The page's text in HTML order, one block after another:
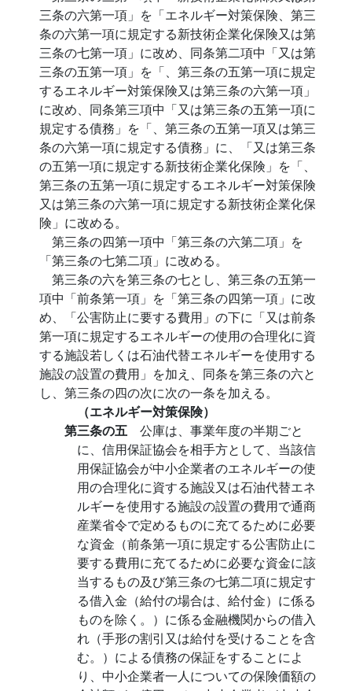
三条の六第一項」を「エネルギー対策保険、第三
条の六第一項に規定する新技術企業化保険又は第
三条の七第一項」に改め、同条第二項中「又は第
三条の五第一項」を「、第三条の五第一項に規定
するエネルギー対策保険又は第三条の六第一項」
に改め、同条第三項中「又は第三条の五第一項に
規定する債務」を「、第三条の五第一項又は第三
条の六第一項に規定する債務」に、「又は第三条
の五第一項に規定する新技術企業化保険」を「、
第三条の五第一項に規定するエネルギー対策保険
又は第三条の六第一項に規定する新技術企業化保
険」に改める。
第三条の四第一項中「第三条の六第二項」を
「第三条の七第二項」に改める。
第三条の六を第三条の七とし、第三条の五第一
項中「前条第一項」を「第三条の四第一項」に改
め、「公害防止に要する費用」の下に「又は前条
第一項に規定するエネルギーの使用の合理化に資
する施設若しくは石油代替エネルギーを使用する
施設の設置の費用」を加え、同条を第三条の六と
し、第三条の四の次に次の一条を加える。
（エネルギー対策保険）
第三条の五 公庫は、事業年度の半期ごと
に、信用保証協会を相手方として、当該信
用保証協会が中小企業者のエネルギーの使
用の合理化に資する施設又は石油代替エネ
ルギーを使用する施設の設置の費用で通商
産業省令で定めるものに充てるために必要
な資金（前条第一項に規定する公害防止に
要する費用に充てるために必要な資金に該
当するもの及び第三条の七第二項に規定す
る借入金（給付の場合は、給付金）に係る
ものを除く。）に係る金融機関からの借入
れ（手形の割引又は給付を受けることを含
む。）による債務の保証をすることによ
り、中小企業者一人についての保険価額の